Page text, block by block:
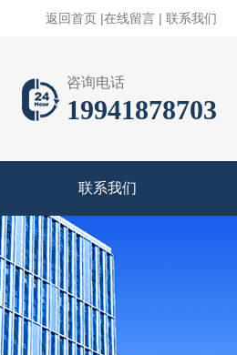
返回首页 |在线留言 | 联系我们
咨询电话
19941878703
联系我们